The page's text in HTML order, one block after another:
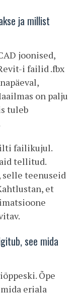
ja millist
joonised,
i failid .fbx
on palju
tuleb
failikujul.
tellitud.
teenuseid
et
see mida
Õpe
eriala